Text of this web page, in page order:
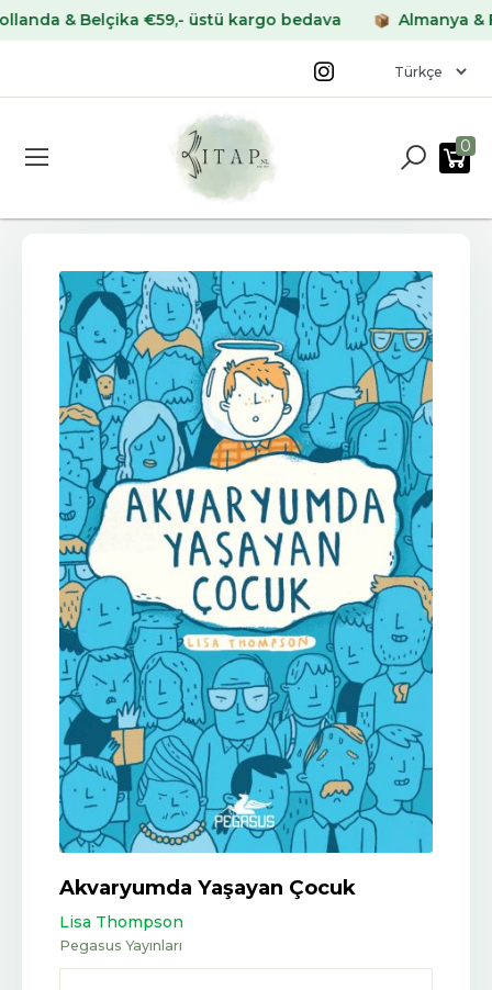
& Belçika €59,- üstü kargo bedava Almanya &
0
Akvaryumda Yaşayan Çocuk
Lisa Thompson
Pegasus Yayınları